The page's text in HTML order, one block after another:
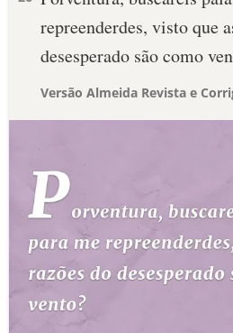
repreenderdes, visto que
desesperado são como
Versão Almeida Revista e